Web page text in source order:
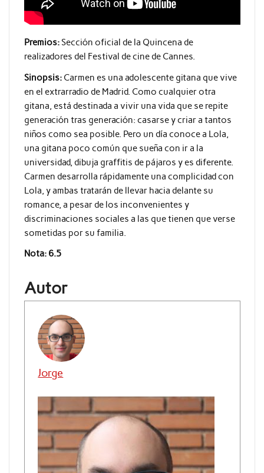
Premios:Sección oficial de la Quincena de
realizadores del Festival de cine de Cannes.
Sinopsis:Carmen es una adolescente gitana que vive
en el extrarradio de Madrid. Como cualquier otra
gitana, está destinada a vivir una vida que se repite
generación tras generación: casarse y criar a tantos
niños como sea posible. Pero un día conoce a Lola,
una gitana poco común que sueña con ir a la
universidad, dibuja graffitis de pájaros y es diferente.
Carmen desarrolla rápidamente una complicidad con
Lola, y ambas tratarán de llevar hacia delante su
romance, a pesar de los inconvenientes y
discriminaciones sociales a las que tienen que verse
sometidas por su familia.
Nota: 6.5
Autor
Jorge